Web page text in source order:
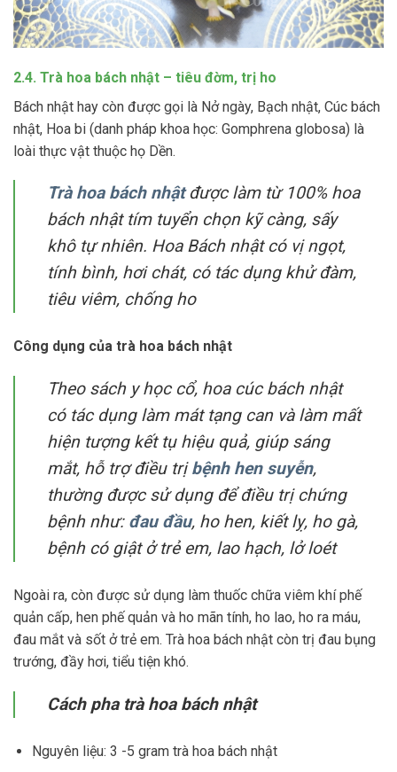
2.4. Trà hoa bách nhật – tiêu đờm, trị ho
Bách nhật hay còn được gọi là Nở ngày, Bạch nhật, Cúc bách
nhật, Hoa bi (danh pháp khoa học: Gomphrena globosa) là
loài thực vật thuộc họ Dền.
Trà hoa bách nhậtđược làm từ 100% hoa
bách nhật tím tuyển chọn kỹ càng, sấy
khô tự nhiên. Hoa Bách nhật có vị ngọt,
tính bình, hơi chát, có tác dụng khử đàm,
tiêu viêm, chống ho
Công dụng của trà hoa bách nhật
Theo sách y học cổ, hoa cúc bách nhật
có tác dụng làm mát tạng can và làm mất
hiện tượng kết tụ hiệu quả, giúp sáng
mắt, hỗ trợ điều trịbệnh hen suyễn,
thường được sử dụng để điều trị chứng
bệnh như: đau đầu, ho hen, kiết lỵ, ho gà,
bệnh có giật ở trẻ em, lao hạch, lở loét
Ngoài ra, còn được sử dụng làm thuốc chữa viêm khí phế
quản cấp, hen phế quản và ho mãn tính, ho lao, ho ra máu,
đau mắt và sốt ở trẻ em. Trà hoa bách nhật còn trị đau bụng
trướng, đầy hơi, tiểu tiện khó.
Cách pha trà hoa bách nhật
Nguyên liệu: 3 -5 gram trà hoa bách nhật